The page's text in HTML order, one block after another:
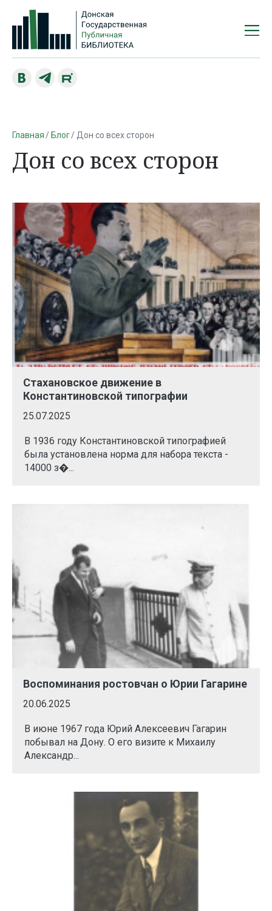
Главная Блог Дон со всех сторон
Дон со всех сторон
Стахановское движение в
Константиновской типографии
25.07.2025
В 1936 году Константиновской типографией
была установлена норма для набора текста -
14000 з�...
Воспоминания ростовчан о Юрии Гагарине
20.06.2025
В июне 1967 года Юрий Алексеевич Гагарин
побывал на Дону. О его визите к Михаилу
Александр...